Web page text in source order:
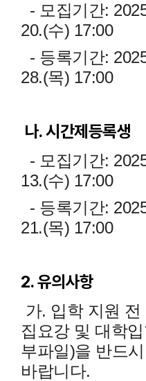
- 모집기간:
20.(수) 17:00
- 등록기간:
28.(목) 17:00
나. 시간제등록생
- 모집기간:
13.(수) 17:00
- 등록기간:
21.(목) 17:00
2. 유의사항
가. 입학 지원
집요강 및 대학
부파일)을 반드
바랍니다.